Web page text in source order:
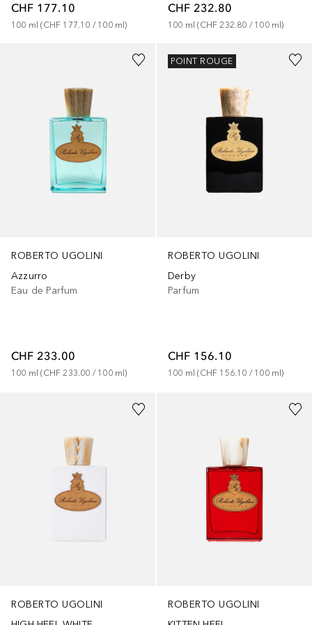
CHF 177.10
100 ml (CHF 177.10 / 100 ml)
CHF 232.80
100 ml (CHF 232.80 / 100 ml)
ROBERTO UGOLINI
Azzurro
Eau de Parfum
CHF 233.00
100 ml (CHF 233.00 / 100 ml)
ROBERTO UGOLINI
Derby
Parfum
CHF 156.10
100 ml (CHF 156.10 / 100 ml)
POINT ROUGE
ROBERTO UGOLINI
ROBERTO UGOLINI